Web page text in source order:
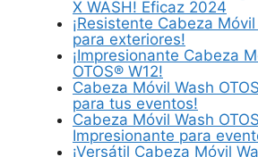
X WASH! Eficaz 2024
¡Resistente Cabeza
para exteriores!
¡Impresionante Cabeza
OTOS® W12!
Cabeza Móvil Wash
para tus eventos!
Cabeza Móvil Wash
Impresionante para
¡Versátil Cabeza Móvil